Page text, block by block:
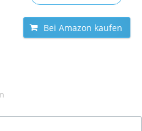
Bei Amazon kaufen